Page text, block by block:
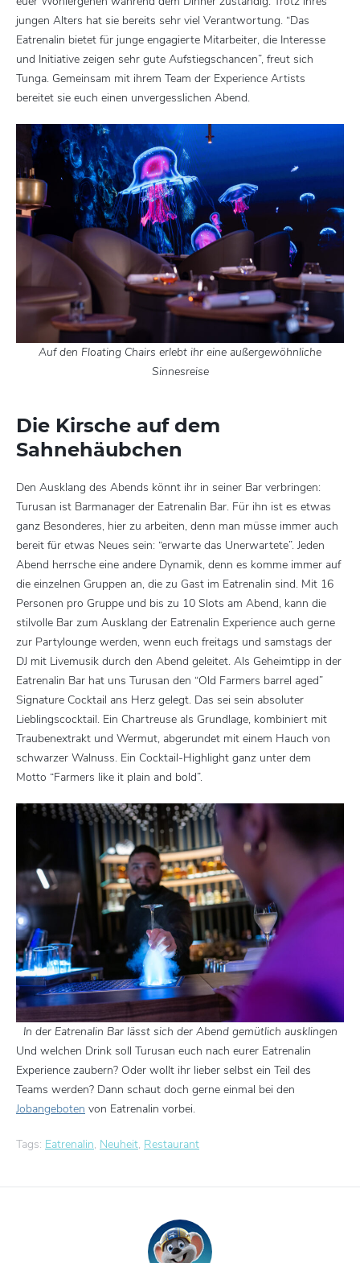
jungen Alters hat sie bereits sehr viel Verantwortung. “Das
Eatrenalin bietet für junge engagierte Mitarbeiter, die Interesse
und Initiative zeigen sehr gute Aufstiegschancen”, freut sich
Tunga. Gemeinsam mit ihrem Team der Experience Artists
bereitet sie euch einen unvergesslichen Abend.
Auf den Floating Chairs erlebt ihr eine außergewöhnliche
Sinnesreise
Die Kirsche auf dem
Sahnehäubchen
Den Ausklang des Abends könnt ihr in seiner Bar verbringen:
Turusan ist Barmanager der Eatrenalin Bar. Für ihn ist es etwas
ganz Besonderes, hier zu arbeiten, denn man müsse immer auch
bereit für etwas Neues sein: “erwarte das Unerwartete”. Jeden
Abend herrsche eine andere Dynamik, denn es komme immer auf
die einzelnen Gruppen an, die zu Gast im Eatrenalin sind. Mit 16
Personen pro Gruppe und bis zu 10 Slots am Abend, kann die
stilvolle Bar zum Ausklang der Eatrenalin Experience auch gerne
zur Partylounge werden, wenn euch freitags und samstags der
DJ mit Livemusik durch den Abend geleitet. Als Geheimtipp in der
Eatrenalin Bar hat uns Turusan den “Old Farmers barrel aged”
Signature Cocktail ans Herz gelegt. Das sei sein absoluter
Lieblingscocktail. Ein Chartreuse als Grundlage, kombiniert mit
Traubenextrakt und Wermut, abgerundet mit einem Hauch von
schwarzer Walnuss. Ein Cocktail-Highlight ganz unter dem
Motto “Farmers like it plain and bold”.
In der Eatrenalin Bar lässt sich der Abend gemütlich ausklingen
Und welchen Drink soll Turusan euch nach eurer Eatrenalin
Experience zaubern? Oder wollt ihr lieber selbst ein Teil des
Teams werden? Dann schaut doch gerne einmal bei den
Jobangeboten von Eatrenalin vorbei.
Tags: Eatrenalin, Neuheit, Restaurant